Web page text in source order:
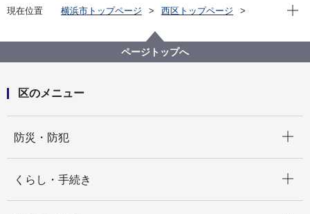
現在位置 横浜市トップページ
西区トップページ
おしらせ
現在
ページトップへ
区のメニュー
防災・防犯
くらし・手続き